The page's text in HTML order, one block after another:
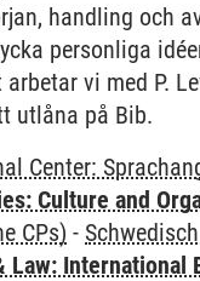
handling och
personliga
vi med P.
utlåna på Bib.
Center:
Culture and
CPs) -
Law: International